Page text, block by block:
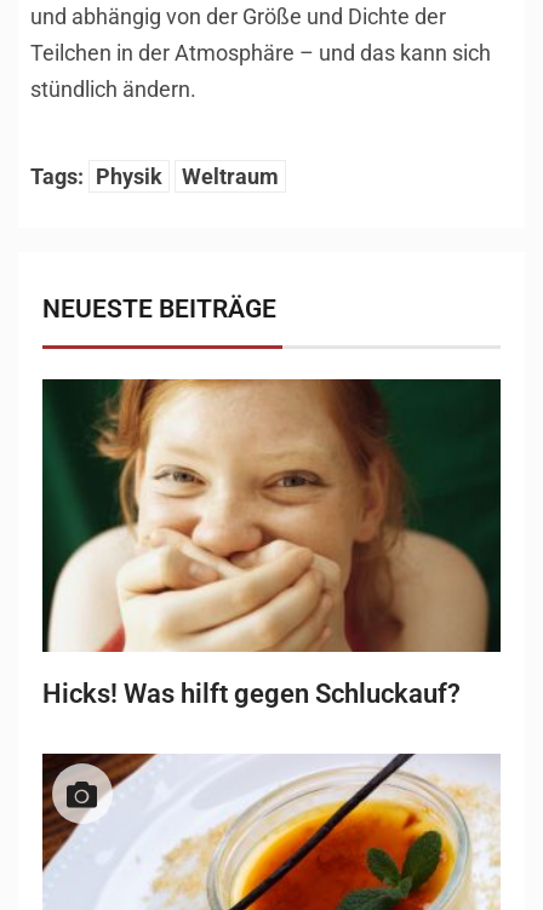
und abhängig von der Größe und Dichte der
Teilchen in der Atmosphäre – und das kann sich
stündlich ändern.
Tags: Physik Weltraum
NEUESTE BEITRÄGE
Hicks! Was hilft gegen Schluckauf?